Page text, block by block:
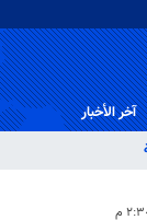
آخر الأخبار